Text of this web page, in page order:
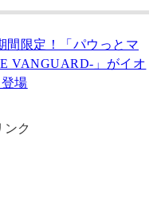
間限定！「パウっとマ
VANGUARD-」がイオ
場
ンク